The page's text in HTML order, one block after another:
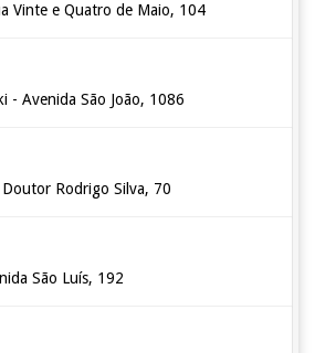
Vinte e Quatro de Maio, 104
- Avenida São João, 1086
Rodrigo Silva, 70
São Luís, 192